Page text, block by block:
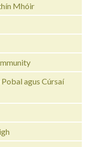
Mhóir
agus Cúrsaí